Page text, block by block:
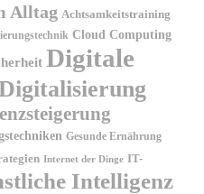
Alltag Achtsamkeitstraining
Cloud Computing
Digitale
Gesunde Ernährung
Internet der Dinge IT-
Intelligenz